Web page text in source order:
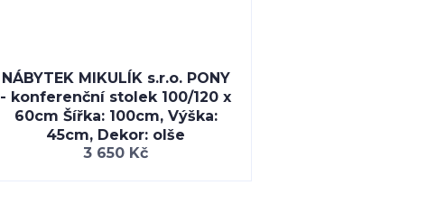
NÁBYTEK MIKULÍK s.r.o. PONY
- konferenční stolek 100/120 x
60cm Šířka: 100cm, Výška:
45cm, Dekor: olše
3 650 Kč